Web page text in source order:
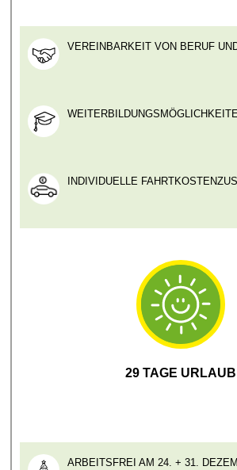
VEREINBARKEIT VON BERUF
INDIVIDUELLE
29 TAGE URLAUB
ARBEITSFREI AM 24. + 31.